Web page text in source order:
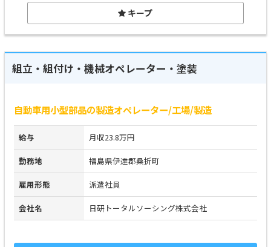
キープ
組立・組付け・機械オペレーター・塗装
自動車用小型部品の製造オペレーター/工場/製造
給与 月収23.8万円
勤務地 福島県伊達郡桑折町
雇用形態 派遣社員
会社名 日研トータルソーシング株式会社